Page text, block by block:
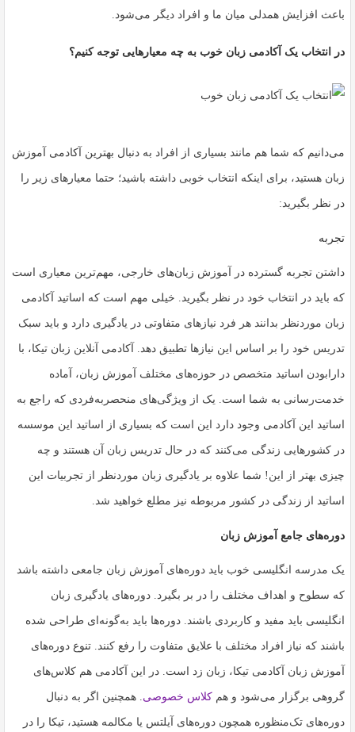
باعث افزایش همدلی میان ما و افراد دیگر می‌شود.
در انتخاب یک آکادمی زبان خوب به چه معیارهایی توجه کنیم؟
می‌دانیم که شما هم مانند بسیاری از افراد به دنبال بهترین آکادمی آموزش
زبان هستید، برای اینکه انتخاب خوبی داشته باشید؛ حتما معیارهای زیر را
در نظر بگیرید:
تجربه
داشتن تجربه گسترده در آموزش زبان‌های خارجی، مهم‌ترین معیاری است
که باید در انتخاب خود در نظر بگیرید. خیلی مهم است که اساتید آکادمی
زبان موردنظر بدانند هر فرد نیازهای متفاوتی در یادگیری دارد و باید سبک
تدریس خود را بر اساس این نیازها تطبیق دهد. آکادمی آنلاین زبان تیکا، با
دارابودن اساتید متخصص در حوزه‌های مختلف آموزش زبان، آماده
خدمت‌رسانی به شما است. یک از ویژگی‌های منحصربه‌فردی که راجع به
اساتید این آکادمی وجود دارد این است که بسیاری از اساتید این موسسه
در کشورهایی زندگی می‌کنند که در حال تدریس زبان آن هستند و چه
چیزی بهتر از این! شما علاوه بر یادگیری زبان موردنظر از تجربیات این
اساتید از زندگی در کشور مربوطه نیز مطلع خواهید شد.
دوره‌های جامع آموزش زبان
یک مدرسه انگلیسی خوب باید دوره‌های آموزش زبان جامعی داشته باشد
که سطوح و اهداف مختلف را در بر بگیرد. دوره‌های یادگیری زبان
انگلیسی باید مفید و کاربردی باشند. دوره‌ها باید به‌گونه‌ای طراحی شده
باشند که نیاز افراد مختلف با علایق متفاوت را رفع کنند. تنوع دوره‌های
آموزش زبان آکادمی تیکا، زبان زد است. در این آکادمی هم کلاس‌های
گروهی برگزار می‌شود و هم کلاس خصوصی . همچنین اگر به دنبال
دوره‌های تک‌منظوره همچون دوره‌های آیلتس یا مکالمه هستید، تیکا را در